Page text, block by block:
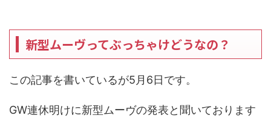
新型ムーヴってぶっちゃけどうなの？
この記事を書いているが5月6日です。
GW連休明けに新型ムーヴの発表と聞いております